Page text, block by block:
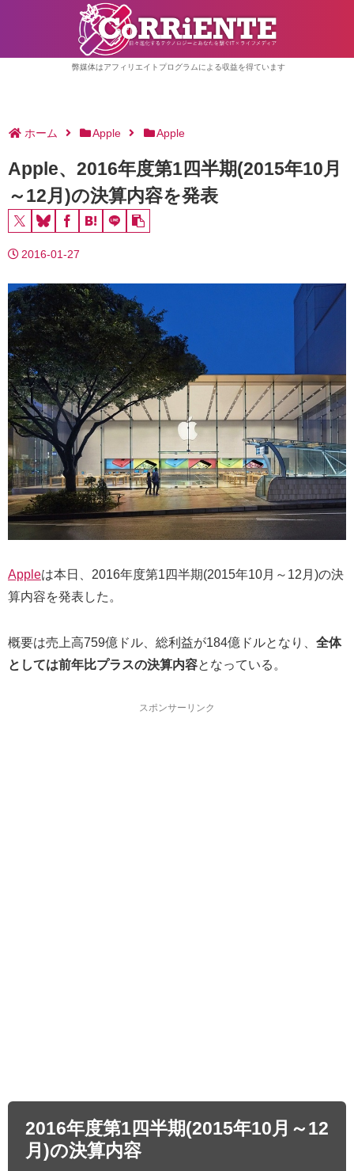
弊媒体はアフィリエイトプログラムによる収益を得ています
ホーム Apple Apple
Apple、2016年度第1四半期(2015年10月
～12月)の決算内容を発表
2016-01-27
Appleは本日、2016年度第1四半期(2015年10月～12月)の決
算内容を発表した。
概要は売上高759億ドル、総利益が184億ドルとなり、 全体
としては前年比プラスの決算内容となっている。
スポンサーリンク
2016年度第1四半期(2015年10月～12
月)の決算内容